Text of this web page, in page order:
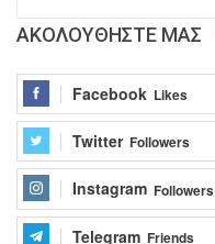
ΑΚΟΛΟΥΘΗΣΤΕ ΜΑΣ
Facebook Likes
Twitter Followers
Instagram Followers
Telegram Friends